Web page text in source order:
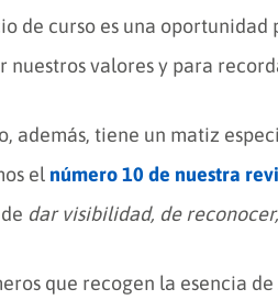
de curso es una oportunidad
nuestros valores y para
además, tiene un matiz
elnúmero 10 de nuestra
dar visibilidad, de
que recogen la esencia de